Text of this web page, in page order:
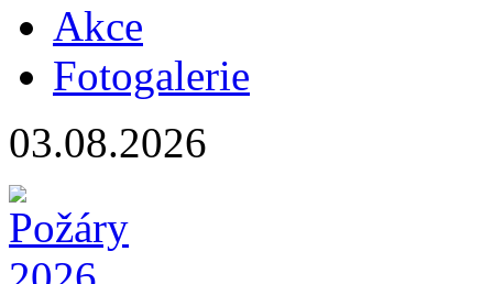
Akce
Fotogalerie
03.08.2026